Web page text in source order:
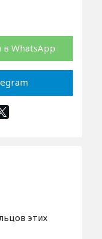
WhatsApp
этих